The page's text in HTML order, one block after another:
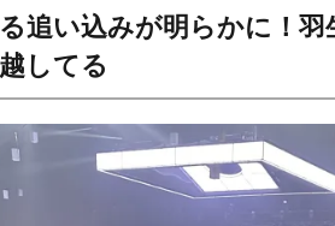
追い込みが明らかに！
してる